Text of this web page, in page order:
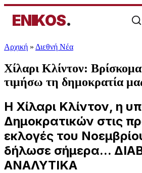
ENIKOS.
Αρχική » Διεθνή Νέα
Χίλαρι Κλίντον:
τιμήσω τη δημοκρατία
Η Χίλαρι Κλίντον, η
Δημοκρατικών στις
εκλογές του
δήλωσε σήμερα...
ΑΝΑΛΥΤΙΚΑ